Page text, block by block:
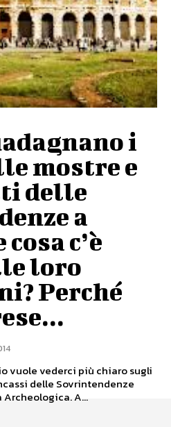
i
mostre e
delle
a
cosa c’è
loro
Perché
vuole vederci più chiaro sugli
delle Sovrintendenze
A...